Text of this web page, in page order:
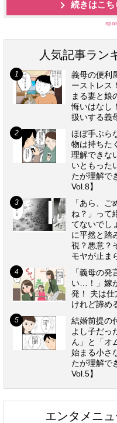
続きはこち
人気記事ラン
義母の便利
ーストレス
まる妻と娘
悔いはなし
扱いする義
ほぼ手ぶら
物は持ちた
理解できな
いともった
たが理解で
Vol.8】
「あら、ご
ね？」って
てないでし
に平然と踏
視？悪意？
モヤが止ま
「義母の発
い…！」嫁
発！ 夫は仕
けれど諦め
結婚前提の
よし子だっ
ん」と「オ
始まる小さ
たが理解で
Vol.5】
エンタメニュ